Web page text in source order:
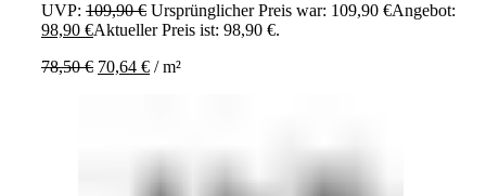
UVP: 109,90€ Ursprünglicher Preis war: 109,90 €Angebot:
98,90 €Aktueller Preis ist: 98,90 €.
78,50€ 70,64 € /m²